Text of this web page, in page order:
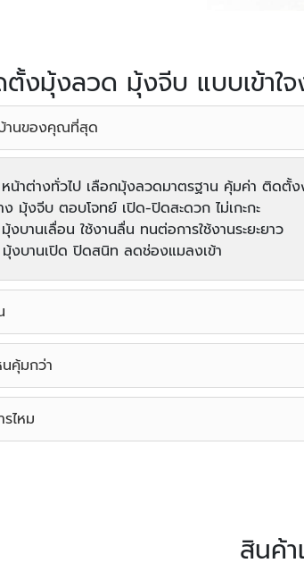
งมุ้งลวด มุ้งจีบ แบบเข้าใจ
านของคุณที่สุด
หน้าต่างทั่วไป เลือกมุ้งลวดมาตรฐาน คุ้มค่า ติดตั้ง
มุ้งจีบ ตอบโจทย์ เปิด-ปิดสะดวก ไม่เกะกะ
งบานเลื่อน ใช้งานลื่น ทนต่อการใช้งานระยะยาว
งบานเปิด ปิดสนิท ลดช่องแมลงเข้า
คุ้มกว่า
ไหม
สินค้า